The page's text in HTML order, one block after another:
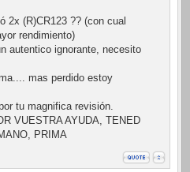
2x (R)CR123 ?? (con cual
rendimiento)
autentico ignorante, necesito
mas perdido estoy
tu magnifica revisión.
VUESTRA AYUDA, TENED
PRIMA